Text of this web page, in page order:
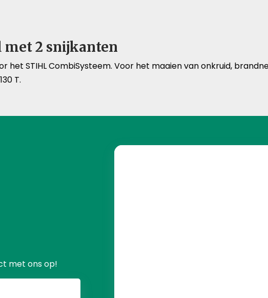
met 2 snijkanten
STIHL CombiSysteem. Voor het maaien van onkruid,
T.
met ons op!